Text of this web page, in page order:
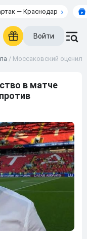
— Краснодар
Войти
/ Моссаковский оценил
в матче